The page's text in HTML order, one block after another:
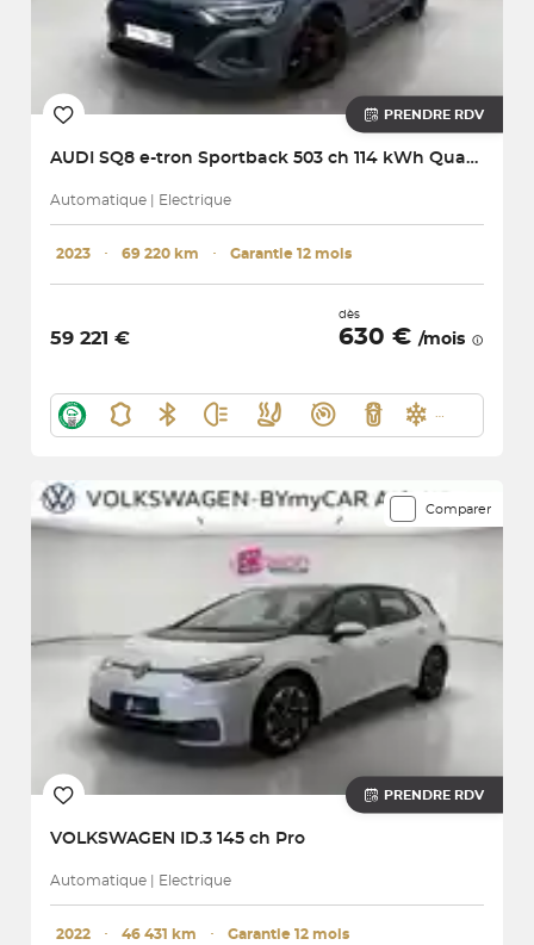
PRENDRE RDV
AUDI SQ8 e-tron Sportback 503 ch 114 kWh Quattro
Automatique | Electrique
2023 ･ 69 220 km ･ Garantie 12 mois
59 221 €
dès
630 € /mois
Comparer
PRENDRE RDV
VOLKSWAGEN ID.3 145 ch Pro
Automatique | Electrique
2022 ･ 46 431 km ･ Garantie 12 mois